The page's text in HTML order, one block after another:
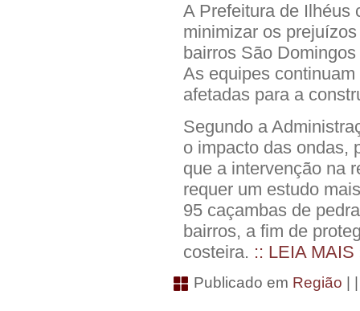
A Prefeitura de Ilhéus
minimizar os
bairros São
As equipes
afetadas para a
Segundo a
o impacto das ondas,
que a intervenção na
requer um estudo
95 caçambas de
bairros, a fim de
costeira. :: LEIA MAIS
Publicado em Região